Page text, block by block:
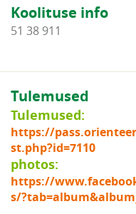
Koolituse info
51 38 911
Tulemused
Tulemused:
https://
st.php?id=7110
photos:
https://
s/